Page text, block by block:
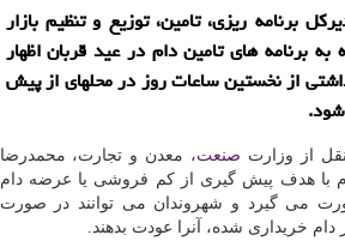
برنامه ریزی، تامین، توزیع و تنظیم بازار
برنامه های تامین دام در عید قربان اظهار
از نخستین ساعات روز در محلهای از پیش
از وزارت صنعت، معدن و تجارت، محمدرضا
با هدف پیش گیری از كم فروشی یا عرضه دام
می گیرد و شهروندان می توانند در صورت
خریداری شده، آنرا عودت بدهند.